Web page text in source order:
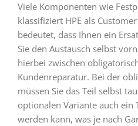
Viele Komponenten wie
klassifiziert HPE als
bedeutet, dass Ihnen ein
Sie den Austausch selbst
hierbei zwischen
Kundenreparatur. Bei der
müssen Sie das Teil selbst
optionalen Variante auch ein
werden kann, was je nach